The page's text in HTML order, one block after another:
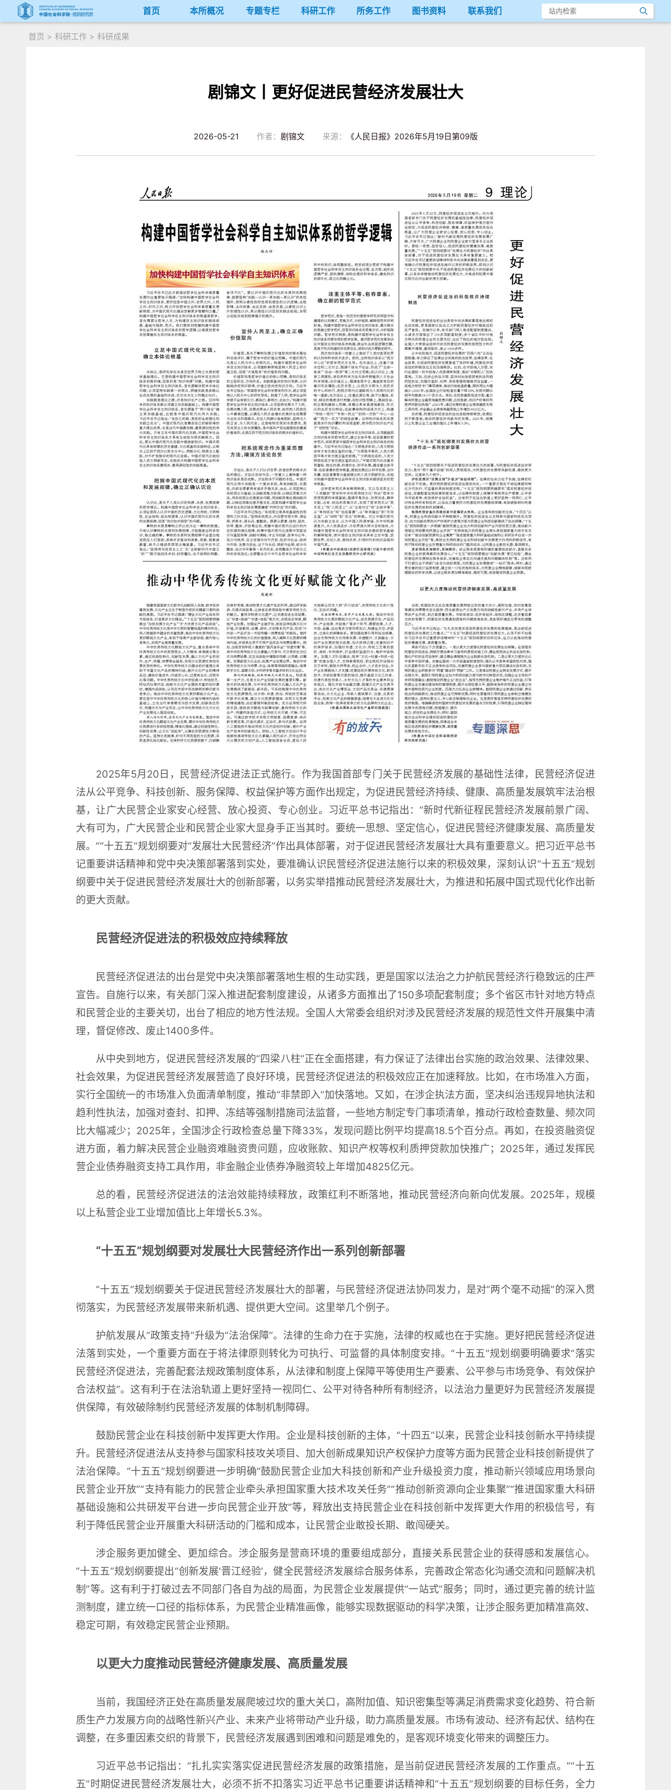
首页 本所概况 专题专栏 科研工作 所务工作 图书资料 联系我们
首页 > 科研工作 > 科研成果
剧锦文丨更好促进民营经济发展壮大
2026-05-21 作者： 剧锦文 来源： 《人民日报》2026年5月19日第09版
2025年5月20日，民营经济促进法正式施行。作为我国首部专门关于民营经济发展的基础性法律，民营经济促进
法从公平竞争、科技创新、服务保障、权益保护等方面作出规定，为促进民营经济持续、健康、高质量发展筑牢法治根
基，让广大民营企业家安心经营、放心投资、专心创业。习近平总书记指出：“新时代新征程民营经济发展前景广阔、
大有可为，广大民营企业和民营企业家大显身手正当其时。要统一思想、坚定信心，促进民营经济健康发展、高质量发
展。”“十五五”规划纲要对“发展壮大民营经济”作出具体部署，对于促进民营经济发展壮大具有重要意义。把习近平总书
记重要讲话精神和党中央决策部署落到实处，要准确认识民营经济促进法施行以来的积极效果，深刻认识“十五五”规划
纲要中关于促进民营经济发展壮大的创新部署，以务实举措推动民营经济发展壮大，为推进和拓展中国式现代化作出新
的更大贡献。
民营经济促进法的积极效应持续释放
民营经济促进法的出台是党中央决策部署落地生根的生动实践，更是国家以法治之力护航民营经济行稳致远的庄严
宣告。自施行以来，有关部门深入推进配套制度建设，从诸多方面推出了150多项配套制度；多个省区市针对地方特点
和民营企业的主要关切，出台了相应的地方性法规。全国人大常委会组织对涉及民营经济发展的规范性文件开展集中清
理，督促修改、废止1400多件。
从中央到地方，促进民营经济发展的“四梁八柱”正在全面搭建，有力保证了法律出台实施的政治效果、法律效果、
社会效果，为促进民营经济发展营造了良好环境，民营经济促进法的积极效应正在加速释放。比如，在市场准入方面，
实行全国统一的市场准入负面清单制度，推动“非禁即入”加快落地。又如，在涉企执法方面，坚决纠治违规异地执法和
趋利性执法，加强对查封、扣押、冻结等强制措施司法监督，一些地方制定专门事项清单，推动行政检查数量、频次同
比大幅减少；2025年，全国涉企行政检查总量下降33%，发现问题比例平均提高18.5个百分点。再如，在投资融资促
进方面，着力解决民营企业融资难融资贵问题，应收账款、知识产权等权利质押贷款加快推广；2025年，通过发挥民
营企业债券融资支持工具作用，非金融企业债券净融资较上年增加4825亿元。
总的看，民营经济促进法的法治效能持续释放，政策红利不断落地，推动民营经济向新向优发展。2025年，规模
以上私营企业工业增加值比上年增长5.3%。
“十五五”规划纲要对发展壮大民营经济作出一系列创新部署
“十五五”规划纲要关于促进民营经济发展壮大的部署，与民营经济促进法协同发力，是对“两个毫不动摇”的深入贯
彻落实，为民营经济发展带来新机遇、提供更大空间。这里举几个例子。
护航发展从“政策支持”升级为“法治保障”。法律的生命力在于实施，法律的权威也在于实施。更好把民营经济促进
法落到实处，一个重要方面在于将法律原则转化为可执行、可监督的具体制度安排。“十五五”规划纲要明确要求“落实
民营经济促进法，完善配套法规政策制度体系，从法律和制度上保障平等使用生产要素、公平参与市场竞争、有效保护
合法权益”。这有利于在法治轨道上更好坚持一视同仁、公平对待各种所有制经济，以法治力量更好为民营经济发展提
供保障，有效破除制约民营经济发展的体制机制障碍。
鼓励民营企业在科技创新中发挥更大作用。企业是科技创新的主体，“十四五”以来，民营企业科技创新水平持续提
升。民营经济促进法从支持参与国家科技攻关项目、加大创新成果知识产权保护力度等方面为民营企业科技创新提供了
法治保障。“十五五”规划纲要进一步明确“鼓励民营企业加大科技创新和产业升级投资力度，推动新兴领域应用场景向
民营企业开放”“支持有能力的民营企业牵头承担国家重大技术攻关任务”“推动创新资源向企业集聚”“推进国家重大科研
基础设施和公共研发平台进一步向民营企业开放”等，释放出支持民营企业在科技创新中发挥更大作用的积极信号，有
利于降低民营企业开展重大科研活动的门槛和成本，让民营企业敢投长期、敢闯硬关。
涉企服务更加健全、更加综合。涉企服务是营商环境的重要组成部分，直接关系民营企业的获得感和发展信心。
“十五五”规划纲要提出“创新发展‘晋江经验’，健全民营经济发展综合服务体系，完善政企常态化沟通交流和问题解决机
制”等。这有利于打破过去不同部门各自为战的局面，为民营企业发展提供“一站式”服务；同时，通过更完善的统计监
测制度，建立统一口径的指标体系，为民营企业精准画像，能够实现数据驱动的科学决策，让涉企服务更加精准高效、
稳定可期，有效稳定民营企业预期。
以更大力度推动民营经济健康发展、高质量发展
当前，我国经济正处在高质量发展爬坡过坎的重大关口，高附加值、知识密集型等满足消费需求变化趋势、符合新
质生产力发展方向的战略性新兴产业、未来产业将带动产业升级，助力高质量发展。市场有波动、经济有起伏、结构在
调整，在多重因素交织的背景下，民营经济发展遇到困难和问题是难免的，是客观环境变化带来的调整压力。
习近平总书记指出：“扎扎实实落实促进民营经济发展的政策措施，是当前促进民营经济发展的工作重点。”“十五
五”时期促进民营经济发展壮大，必须不折不扣落实习近平总书记重要讲话精神和“十五五”规划纲要的目标任务，全力